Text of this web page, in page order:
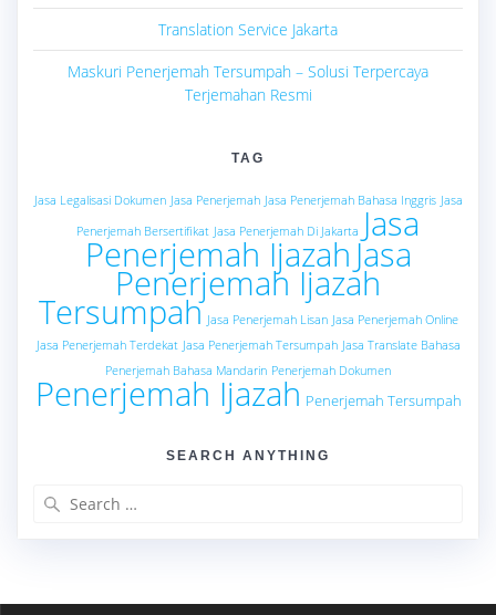
Translation Service Jakarta
Maskuri Penerjemah Tersumpah – Solusi Terpercaya
Terjemahan Resmi
TAG
Jasa Legalisasi Dokumen Jasa Penerjemah Jasa Penerjemah Bahasa Inggris Jasa
Penerjemah Bersertifikat Jasa Penerjemah Di Jakarta Jasa
Penerjemah Ijazah Jasa
Penerjemah Ijazah
Tersumpah Jasa Penerjemah Lisan Jasa Penerjemah Online
Jasa Penerjemah Terdekat Jasa Penerjemah Tersumpah Jasa Translate Bahasa
Penerjemah Bahasa Mandarin Penerjemah Dokumen
Penerjemah Ijazah Penerjemah Tersumpah
SEARCH ANYTHING